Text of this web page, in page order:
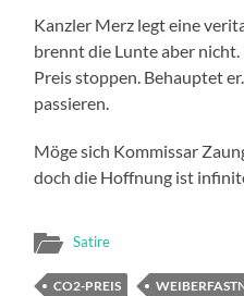
Kanzler Merz legt eine
brennt die Lunte aber
Preis stoppen. Behauptet
passieren.
Möge sich Kommissar
doch die Hoffnung ist
Satire
CO2-PREIS